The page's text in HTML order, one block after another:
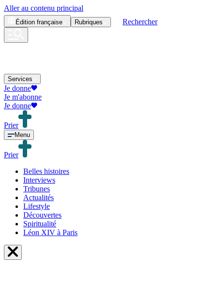
Aller au contenu principal
Édition française Rubriques Rechercher
Services
Je donne
Je m'abonne
Je donne
Prier
Menu
Prier
Belles histoires
Interviews
Tribunes
Actualités
Lifestyle
Découvertes
Spiritualité
Léon XIV à Paris